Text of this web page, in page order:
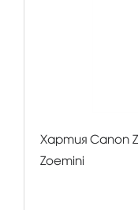
Хартия Canon
Zoemini